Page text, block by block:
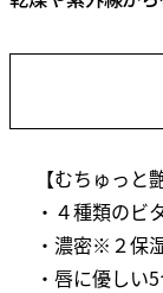
【むちゅっと
・４種類のビ
・濃密※２保
・唇に優しい